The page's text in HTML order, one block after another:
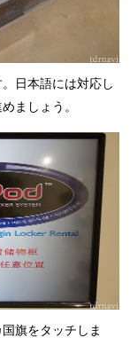
日本語には対応し
ましょう。
旗をタッチしま